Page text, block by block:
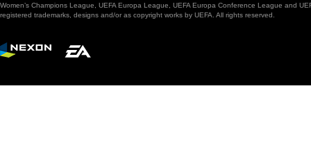
Women’s Champions League, UEFA Europa League, UEFA Europa Conference League and
registered trademarks, designs and/or as copyright works by UEFA. All rights reserved.